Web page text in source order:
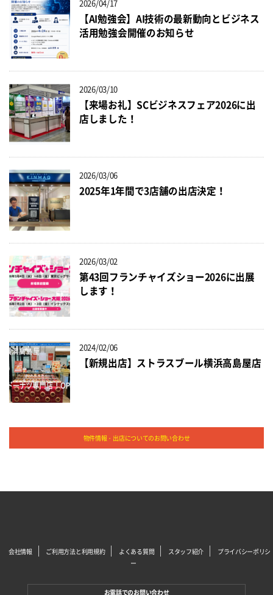
2026/04/17
【AI勉強会】AI技術の最新動向とビジネス
活用勉強会開催のお知らせ
2026/03/10
【来場お礼】SCビジネスフェア2026に出
店しました！
2026/03/06
2025年1年間で3店舗の出店決定！
2026/03/02
第43回フランチャイズショー2026に出展
します！
2024/02/06
【新規出店】ストラスブール横浜高島屋店
物件情報・出店についてのお問い合わせ
会社情報 ご利用方法と利用規約 よくある質問 スタッフ紹介
プライバシーポリシ
ー
お電話でのお問い合わせ